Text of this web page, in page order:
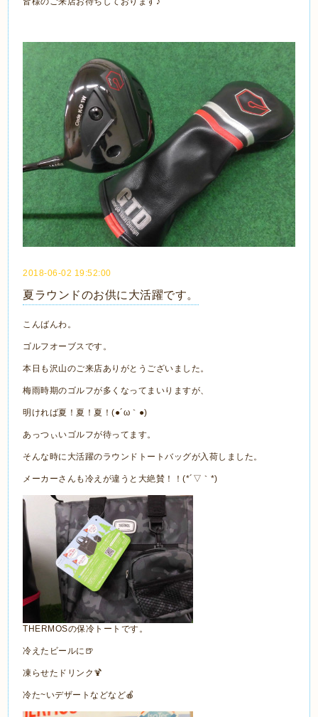
2018-06-02 19:52:00
夏ラウンドのお供に大活躍です。
こんばんわ。
ゴルフオーブスです。
本日も沢山のご来店ありがとうございました。
梅雨時期のゴルフが多くなってまいりますが、
明ければ夏！夏！夏！(●´ω｀●)
あっつぃいゴルフが待ってます。
そんな時に大活躍のラウンドトートバッグが入荷しました。
メーカーさんも冷えが違うと大絶賛！！(*´▽｀*)
THERMOSの保冷トートです。
冷えたビールに🍺
凍らせたドリンク🍹
冷た~いデザートなどなど🍎